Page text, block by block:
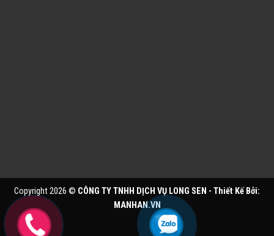
Copyright 2026 © CÔNG TY TNHH DỊCH VỤ LONG SEN - Thiết Kế Bởi:
MANHAN.VN